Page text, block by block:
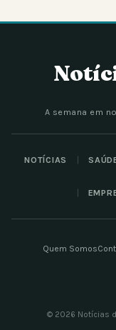
A semana em
NOTÍCIAS
Quem Somos
© 2026 Notícias